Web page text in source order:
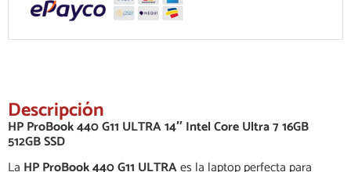
Descripción
HP ProBook 440 G11 ULTRA 14″ Intel Core Ultra 7 16GB
512GB SSD